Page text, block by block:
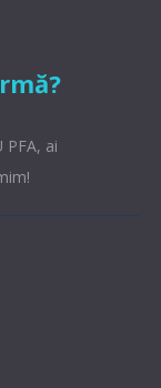
PFA, ai